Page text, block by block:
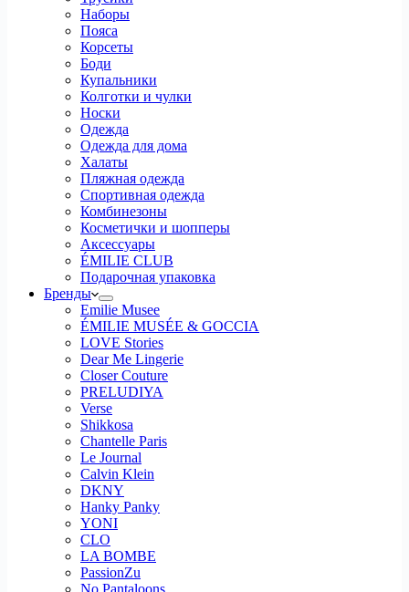
Наборы
Пояса
Корсеты
Боди
Купальники
Колготки и чулки
Носки
Одежда
Одежда для дома
Халаты
Пляжная одежда
Спортивная одежда
Комбинезоны
Косметички и шопперы
Аксессуары
ÉMILIE CLUB
Подарочная упаковка
Бренды
Emilie Musee
ÉMILIE MUSÉE & GOCCIA
LOVE Stories
Dear Me Lingerie
Closer Couture
PRELUDIYA
Verse
Shikkosa
Chantelle Paris
Le Journal
Calvin Klein
DKNY
Hanky Panky
YONI
CLO
LA BOMBE
PassionZu
No Pantaloons